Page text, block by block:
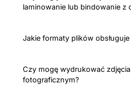
laminowanie lub bindowanie z
Jakie formaty plików
Czy mogę wydrukować
fotograficznym?